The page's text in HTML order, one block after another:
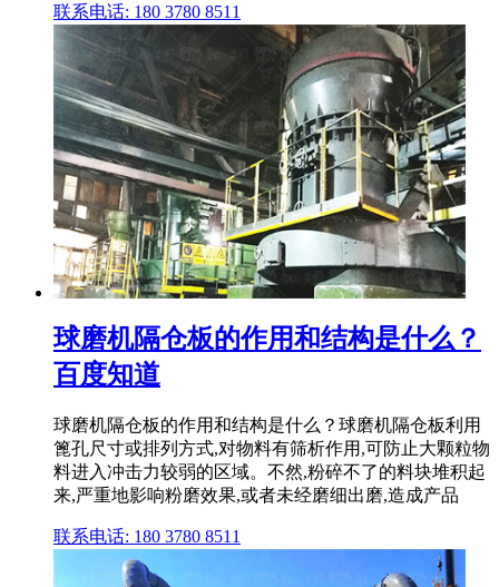
联系电话: 180 3780 8511
球磨机隔仓板的作用和结构是什么？
百度知道
球磨机隔仓板的作用和结构是什么？球磨机隔仓板利用
篦孔尺寸或排列方式,对物料有筛析作用,可防止大颗粒物
料进入冲击力较弱的区域。不然,粉碎不了的料块堆积起
来,严重地影响粉磨效果,或者未经磨细出磨,造成产品
联系电话: 180 3780 8511